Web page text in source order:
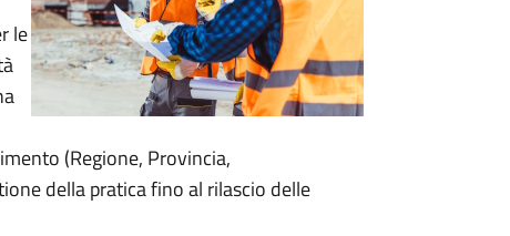
le
(Regione, Provincia,
della pratica fino al rilascio delle